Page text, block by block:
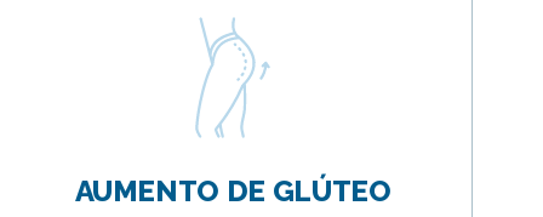
AUMENTO DE GLÚTEO